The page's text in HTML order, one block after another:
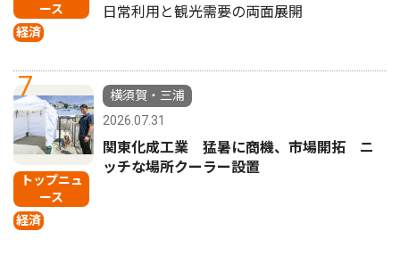
ース
経済
日常利用と観光需要の両面展開
7
トップニュ
ース
経済
横須賀・三浦
2026.07.31
関東化成工業 猛暑に商機、市場開拓 ニ
ッチな場所クーラー設置